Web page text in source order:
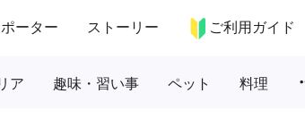
ーター ストーリー ご利用ガイド
ア 趣味・習い事 ペット 料理